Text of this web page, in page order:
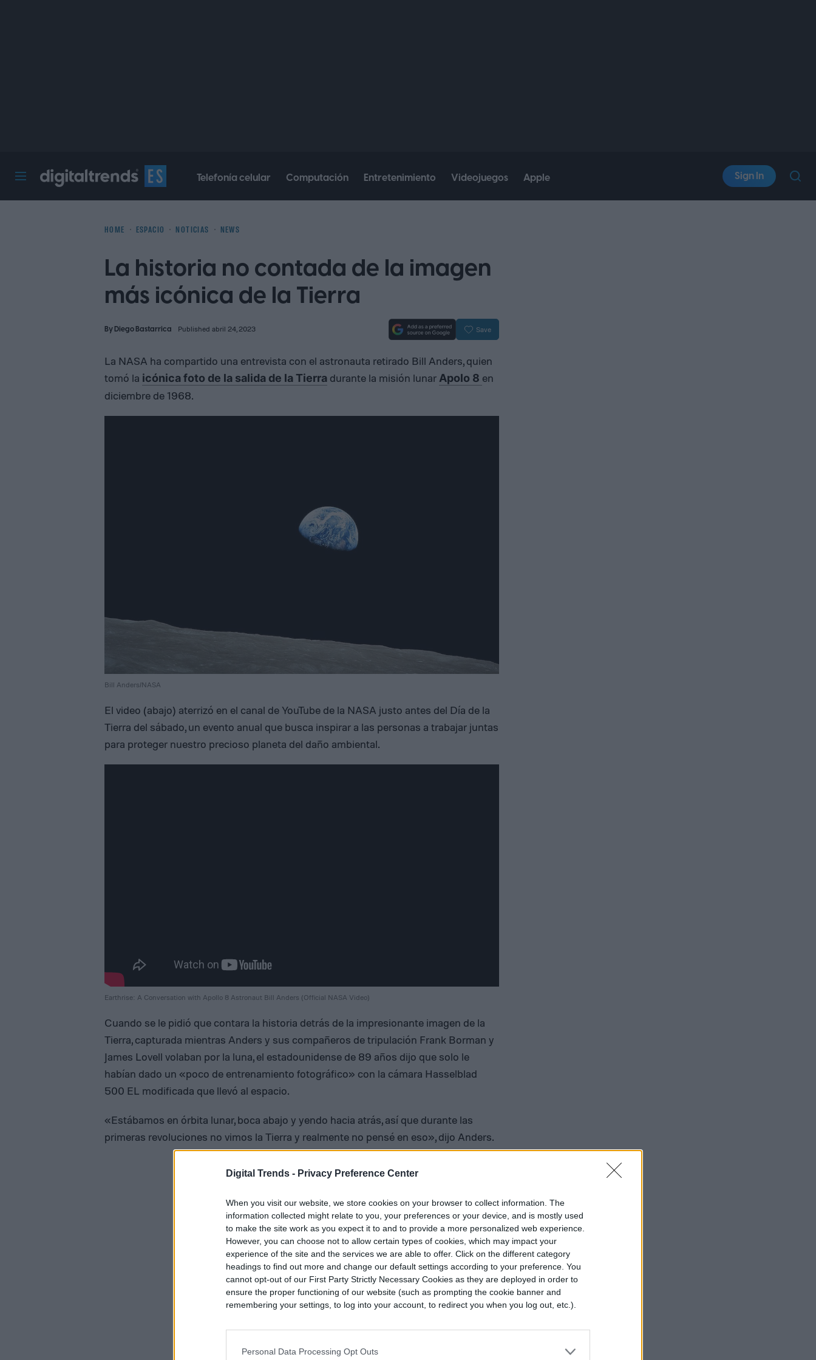
Digital Trends - Privacy Preference Center
When you visit our website, we store cookies on your browser to collect information. The
information collected might relate to you, your preferences or your device, and is mostly used
to make the site work as you expect it to and to provide a more personalized web experience.
However, you can choose not to allow certain types of cookies, which may impact your
experience of the site and the services we are able to offer. Click on the different category
headings to find out more and change our default settings according to your preference. You
cannot opt-out of our First Party Strictly Necessary Cookies as they are deployed in order to
ensure the proper functioning of our website (such as prompting the cookie banner and
remembering your settings, to log into your account, to redirect you when you log out, etc.).
Personal Data Processing Opt Outs
Telefonía celular Computación Entretenimiento Videojuegos Apple Sign In
HOME ESPACIO NOTICIAS NEWS
La historia no contada de la imagen
más icónica de la Tierra
ByDiego Bastarrica Published abril 24, 2023 Save
La NASA ha compartido una entrevista con el astronauta retirado Bill Anders, quien
tomó la icónica foto de la salida de la Tierra durante la misión lunar Apolo 8 en
diciembre de 1968.
Bill Anders/NASA
El video (abajo) aterrizó en el canal de YouTube de la NASA justo antes del Día de la
Tierra del sábado, un evento anual que busca inspirar a las personas a trabajar juntas
para proteger nuestro precioso planeta del daño ambiental.
Earthrise: A Conversation with Apollo 8 Astronaut Bill Anders (Official NASA Video)
Cuando se le pidió que contara la historia detrás de la impresionante imagen de la
Tierra, capturada mientras Anders y sus compañeros de tripulación Frank Borman y
James Lovell volaban por la luna, el estadounidense de 89 años dijo que solo le
habían dado un «poco de entrenamiento fotográfico» con la cámara Hasselblad
500 EL modificada que llevó al espacio.
«Estábamos en órbita lunar, boca abajo y yendo hacia atrás, así que durante las
primeras revoluciones no vimos la Tierra y realmente no pensé en eso», dijo Anders.